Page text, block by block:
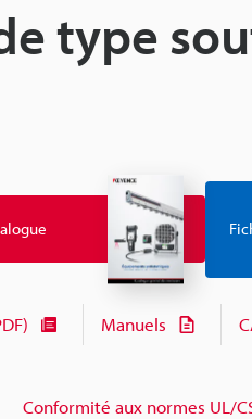
type
Manuels
Conformité aux normes UL/